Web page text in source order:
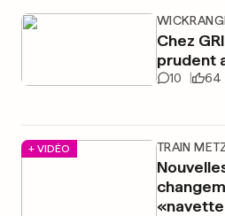
Chez
prudent
10 64
+ VIDÉO TRAIN